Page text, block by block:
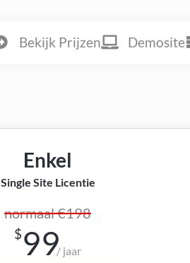
Bekijk Prijzen Demosite
Enkel
Single Site Licentie
normaal €198
$99/ jaar